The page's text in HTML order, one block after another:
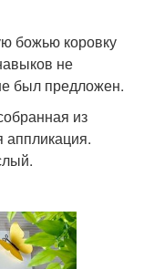
божью коровку
не
был предложен.
из
аппликация.